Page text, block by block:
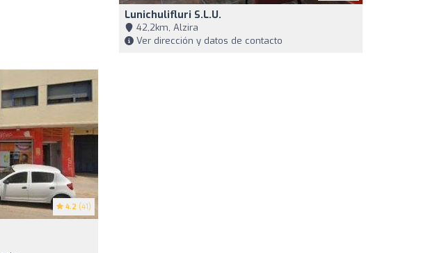
Lunichulifluri S.l.u.
42,2km, Alzira
Ver dirección y datos de contacto
4.2 (41)